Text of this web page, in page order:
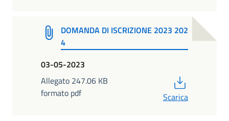
DOMANDA DI ISCRIZIONE 2023 202
4
03-05-2023
Allegato 247.06 KB
formato pdf
Scarica